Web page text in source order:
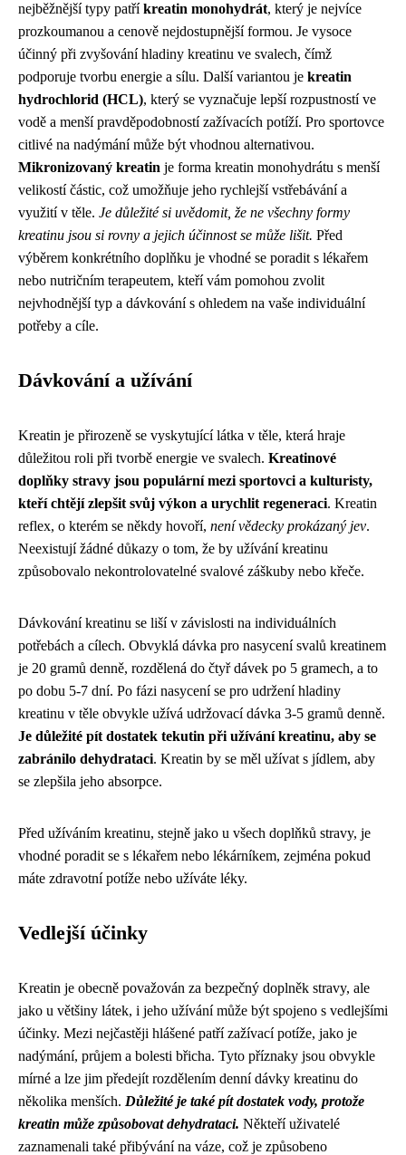
nejběžnější typy patříkreatin monohydrát, který je nejvíce
prozkoumanou a cenově nejdostupnější formou. Je vysoce
účinný při zvyšování hladiny kreatinu ve svalech, čímž
podporuje tvorbu energie a sílu. Další variantou je kreatin
hydrochlorid (HCL), který se vyznačuje lepší rozpustností ve
vodě a menší pravděpodobností zažívacích potíží. Pro sportovce
citlivé na nadýmání může být vhodnou alternativou.
Mikronizovaný kreatin je forma kreatin monohydrátu s menší
velikostí částic, což umožňuje jeho rychlejší vstřebávání a
využití v těle. Je důležité si uvědomit, že ne všechny formy
kreatinu jsou si rovny a jejich účinnost se může lišit. Před
výběrem konkrétního doplňku je vhodné se poradit s lékařem
nebo nutričním terapeutem, kteří vám pomohou zvolit
nejvhodnější typ a dávkování s ohledem na vaše individuální
potřeby a cíle.
Dávkování a užívání
Kreatin je přirozeně se vyskytující látka v těle, která hraje
důležitou roli při tvorbě energie ve svalech. Kreatinové
doplňky stravy jsou populární mezi sportovci a kulturisty,
kteří chtějí zlepšit svůj výkon a urychlit regeneraci. Kreatin
reflex, o kterém se někdy hovoří, není vědecky prokázaný jev.
Neexistují žádné důkazy o tom, že by užívání kreatinu
způsobovalo nekontrolovatelné svalové záškuby nebo křeče.
Dávkování kreatinu se liší v závislosti na individuálních
potřebách a cílech. Obvyklá dávka pro nasycení svalů kreatinem
je 20 gramů denně, rozdělená do čtyř dávek po 5 gramech, a to
po dobu 5-7 dní. Po fázi nasycení se pro udržení hladiny
kreatinu v těle obvykle užívá udržovací dávka 3-5 gramů denně.
Je důležité pít dostatek tekutin při užívání kreatinu, aby se
zabránilo dehydrataci. Kreatin by se měl užívat s jídlem, aby
se zlepšila jeho absorpce.
Před užíváním kreatinu, stejně jako u všech doplňků stravy, je
vhodné poradit se s lékařem nebo lékárníkem, zejména pokud
máte zdravotní potíže nebo užíváte léky.
Vedlejší účinky
Kreatin je obecně považován za bezpečný doplněk stravy, ale
jako u většiny látek, i jeho užívání může být spojeno s vedlejšími
účinky. Mezi nejčastěji hlášené patří zažívací potíže, jako je
nadýmání, průjem a bolesti břicha. Tyto příznaky jsou obvykle
mírné a lze jim předejít rozdělením denní dávky kreatinu do
několika menších. Důležité je také pít dostatek vody, protože
kreatin může způsobovat dehydrataci. Někteří uživatelé
zaznamenali také přibývání na váze, což je způsobeno